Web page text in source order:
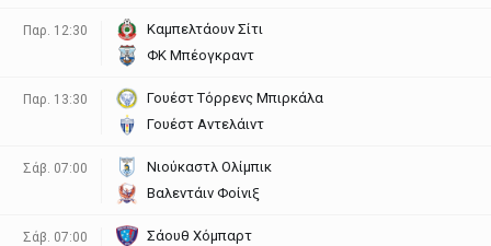
Παρ. 12:30
Καμπελτάουν Σίτι
ΦΚ Μπέογκραντ
Παρ. 13:30
Γουέστ Τόρρενς Μπιρκάλα
Γουέστ Αντελάιντ
Σάβ. 07:00
Νιούκαστλ Ολίμπικ
Βαλεντάιν Φοίνιξ
Σάβ. 07:00
Σάουθ Χόμπαρτ